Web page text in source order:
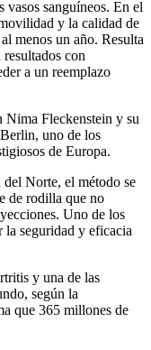
sanguíneos. En el
y la calidad de
menos un año. Resulta
con
a un reemplazo
Fleckenstein y su
uno de los
de Europa.
Norte, el método se
de rodilla que no
Uno de los
seguridad y eficacia
y una de las
según la
que 365 millones de